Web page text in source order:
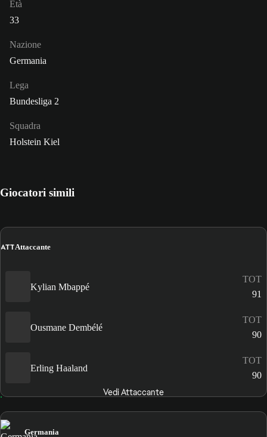
Età
33
Nazione
Germania
Lega
Bundesliga 2
Squadra
Holstein Kiel
Giocatori simili
ATTAttaccante
Kylian Mbappé
TOT
91
Ousmane Dembélé
TOT
90
Erling Haaland
TOT
90
Vedi Attaccante
Germania